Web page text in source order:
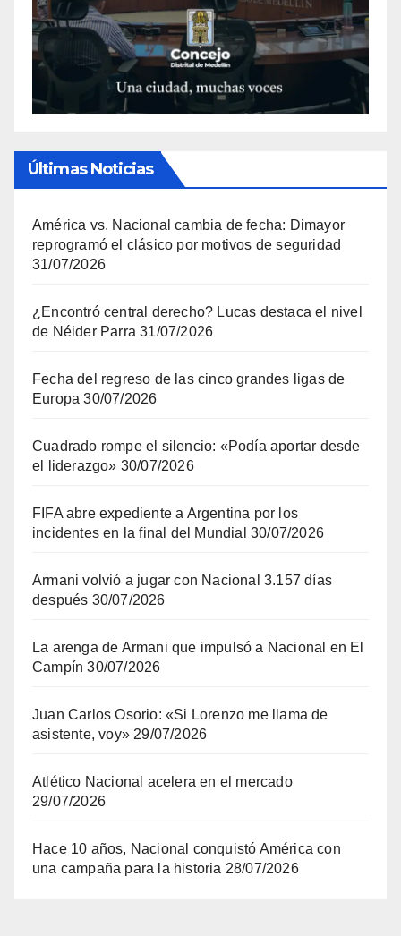
Últimas Noticias
América vs. Nacional cambia de fecha: Dimayor
reprogramó el clásico por motivos de seguridad
31/07/2026
¿Encontró central derecho? Lucas destaca el nivel
de Néider Parra 31/07/2026
Fecha del regreso de las cinco grandes ligas de
Europa 30/07/2026
Cuadrado rompe el silencio: «Podía aportar desde
el liderazgo» 30/07/2026
FIFA abre expediente a Argentina por los
incidentes en la final del Mundial 30/07/2026
Armani volvió a jugar con Nacional 3.157 días
después 30/07/2026
La arenga de Armani que impulsó a Nacional en El
Campín 30/07/2026
Juan Carlos Osorio: «Si Lorenzo me llama de
asistente, voy» 29/07/2026
Atlético Nacional acelera en el mercado
29/07/2026
Hace 10 años, Nacional conquistó América con
una campaña para la historia 28/07/2026